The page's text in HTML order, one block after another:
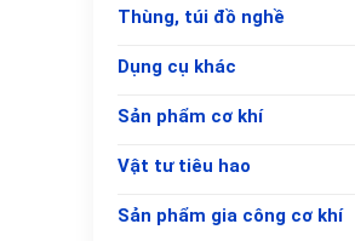
Thùng, túi đồ nghề
Dụng cụ khác
Sản phẩm cơ khí
Vật tư tiêu hao
Sản phẩm gia công cơ khí